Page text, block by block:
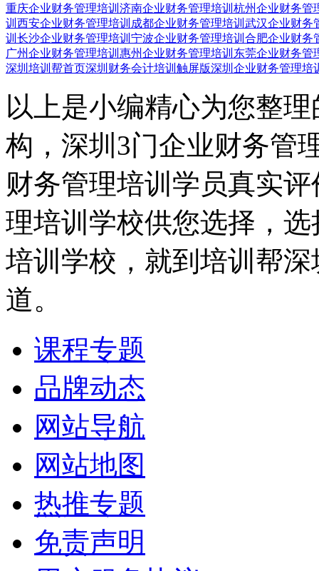
重庆企业财务管理培训 济南企业财务管理培训 杭州企业财务管
训 西安企业财务管理培训 成都企业财务管理培训 武汉企业财务
训 长沙企业财务管理培训 宁波企业财务管理培训 合肥企业财务
广州企业财务管理培训 惠州企业财务管理培训 东莞企业财务管
深圳培训帮首页深圳财务会计培训触屏版深圳企业财务管理培
以上是小编精心为您整
构，深圳3门企业财务管
财务管理培训学员真实
理培训学校供您选择，
培训学校，就到培训帮
道。
课程专题
品牌动态
网站导航
网站地图
热推专题
免责声明